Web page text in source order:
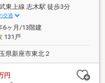
充実。ダブルオートロッ
す。
東上線 志木駅 徒歩3分
交通
6ヶ月/13階建
131戸
県新座市東北２
円